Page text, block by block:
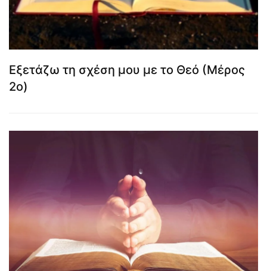
Εξετάζω τη σχέση μου με το Θεό (Μέρος
2ο)